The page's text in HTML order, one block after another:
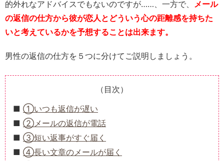
的外れなアドバイスでもないのですが……、一方で、 メール
の返信の仕方から彼が恋人とどういう心の距離感を持ちた
いと考えているかを予想することは出来ます。
男性の返信の仕方を５つに分けてご説明しましょう。
（目次）
①いつも返信が遅い
②メールの返信が電話
③短い返事がすぐ届く
④長い文章のメールが届く